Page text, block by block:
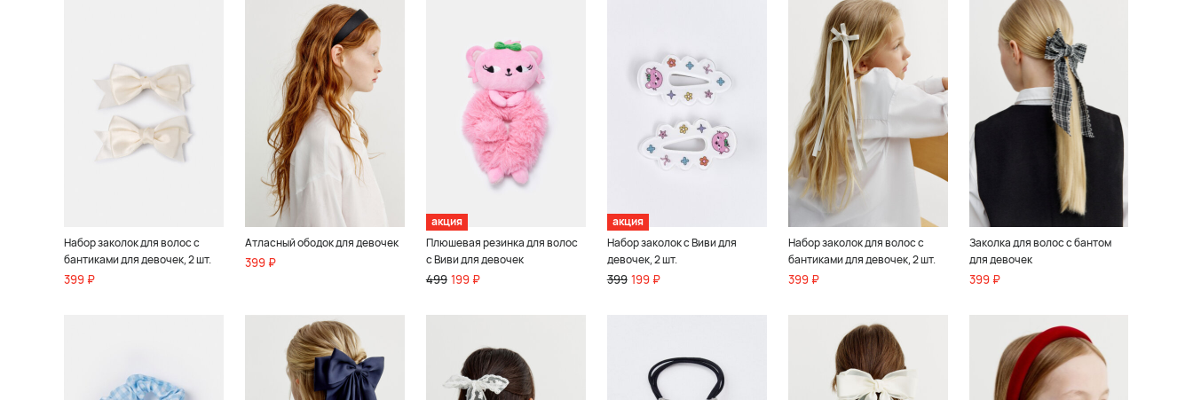
Набор заколок для волос с
бантиками для девочек, 2 шт.
399 ₽
Атласный ободок для девочек
399 ₽
акция
Плюшевая резинка для волос
с Виви для девочек
499 199 ₽
акция
Набор заколок с Виви для
девочек, 2 шт.
399 199 ₽
Набор заколок для волос с
бантиками для девочек, 2 шт.
399 ₽
Заколка для волос с бантом
для девочек
399 ₽